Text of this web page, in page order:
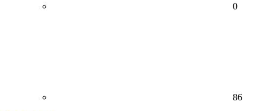
0
86